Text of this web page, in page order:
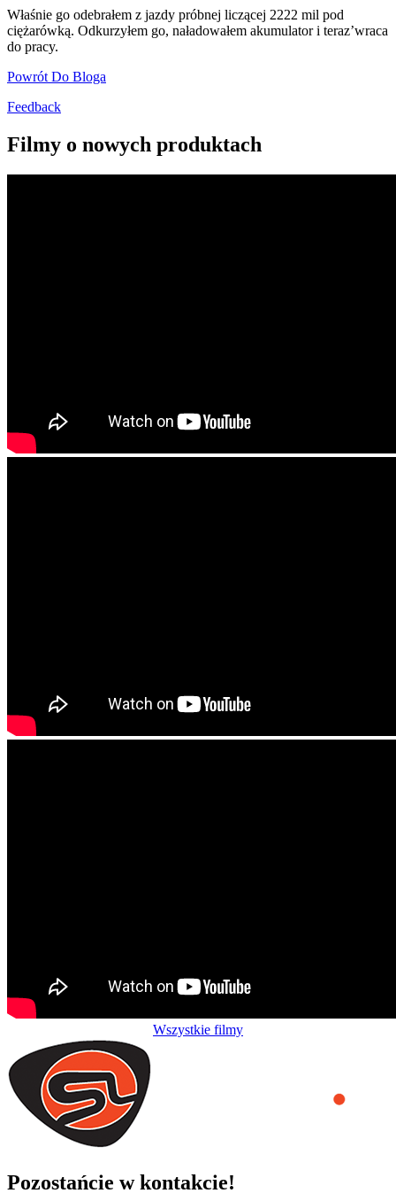
Właśnie go odebrałem z jazdy próbnej liczącej 2222 mil pod
ciężarówką. Odkurzyłem go, naładowałem akumulator i teraz’wraca
do pracy.
Powrót Do Bloga
Feedback
Filmy o nowych produktach
Wszystkie filmy
Pozostańcie w kontakcie!